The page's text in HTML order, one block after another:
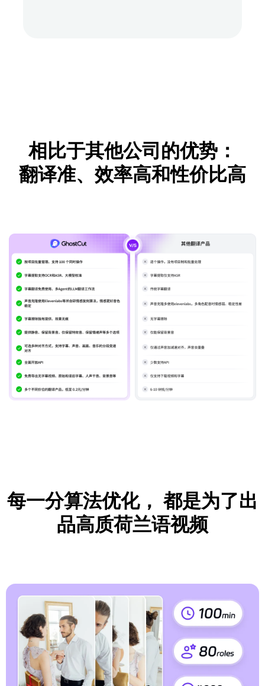
相比于其他公司的优势：
翻译准、效率高和性价比高
每一分算法优化， 都是为了出
品高质荷兰语视频